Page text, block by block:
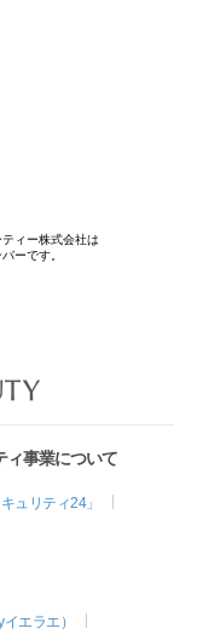
ティー株式会社は
ーです。
ィ事業について
ュリティ24」
エラエ）